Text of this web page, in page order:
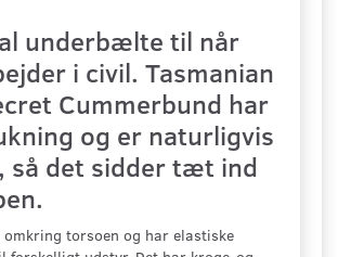
underbælte til når
i civil. Tasmanian
Cummerbund har
og er naturligvis
så det sidder tæt ind
torsoen og har elastiske